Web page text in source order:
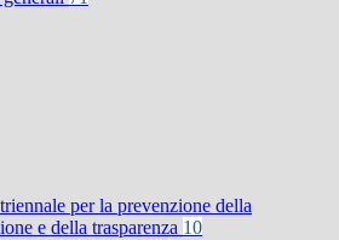
per la prevenzione della
e della trasparenza 10